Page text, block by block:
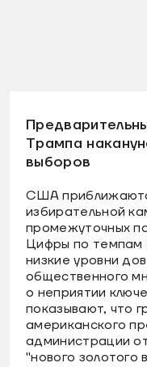
Трампа
выборов
США
избирательной
промежуточных
Цифры по темпам
низкие уровни
общественного
о неприятии
показывают, что
американского
администрации
"нового